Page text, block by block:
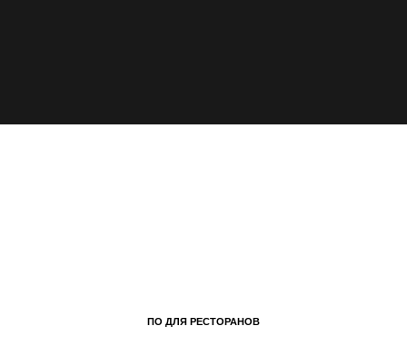
ПО ДЛЯ РЕСТОРАНОВ